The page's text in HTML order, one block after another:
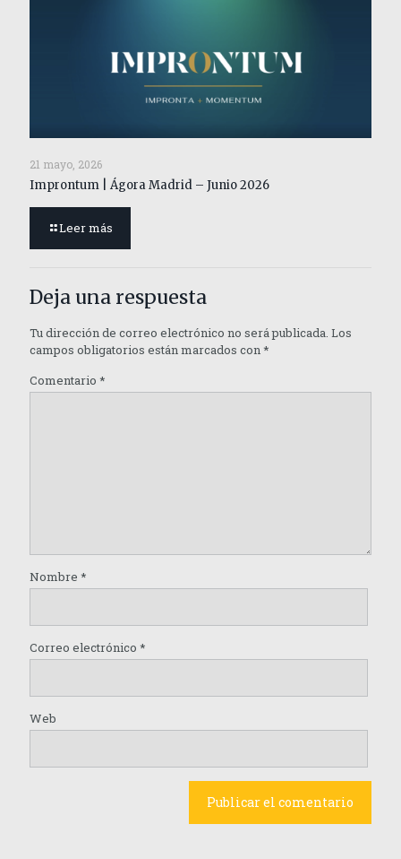
21 mayo, 2026
Improntum | Ágora Madrid – Junio 2026
Leer más
Deja una respuesta
Tu dirección de correo electrónico no será publicada. Los
campos obligatorios están marcados con*
Comentario *
Nombre *
Correo electrónico *
Web